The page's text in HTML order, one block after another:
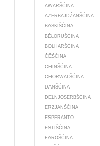
AWARŠĆINA
AZERBAJDŹANŠĆINA
BASKIŠĆINA
BĚŁORUŠĆINA
BOŁHARŠĆINA
ČĚŠĆINA
CHINŠĆINA
CHORWATŠĆINA
DANŠĆINA
DELNJOSERBŠĆINA
ERZJANŠĆINA
ESPERANTO
ESTIŠĆINA
FÄRÖŠĆINA